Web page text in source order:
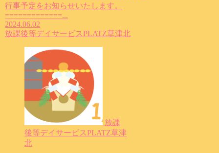
行事予定をお知らせいたします。
=============...
2024.06.02
放課後等デイサービスPLATZ草津北
放課
後等デイサービスPLATZ草津
北